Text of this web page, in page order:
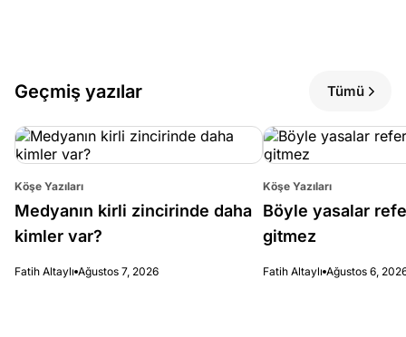
Geçmiş yazılar Tümü
Köşe Yazıları
Medyanın kirli zincirinde daha
kimler var?
Fatih Altaylı Ağustos 7, 2026
Köşe Yazıları
Böyle yasalar
gitmez
Fatih Altaylı Ağustos 6,